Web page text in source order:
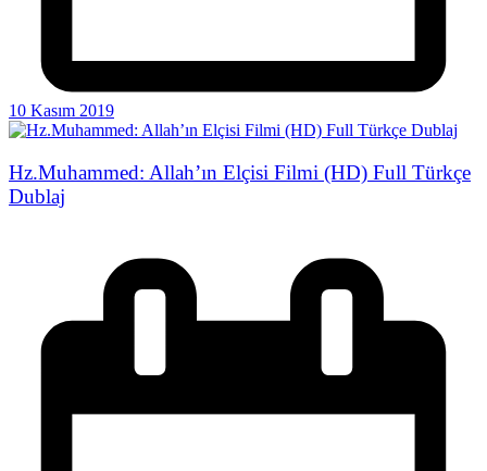
10 Kasım 2019
Hz.Muhammed: Allah’ın Elçisi Filmi (HD) Full Türkçe
Dublaj